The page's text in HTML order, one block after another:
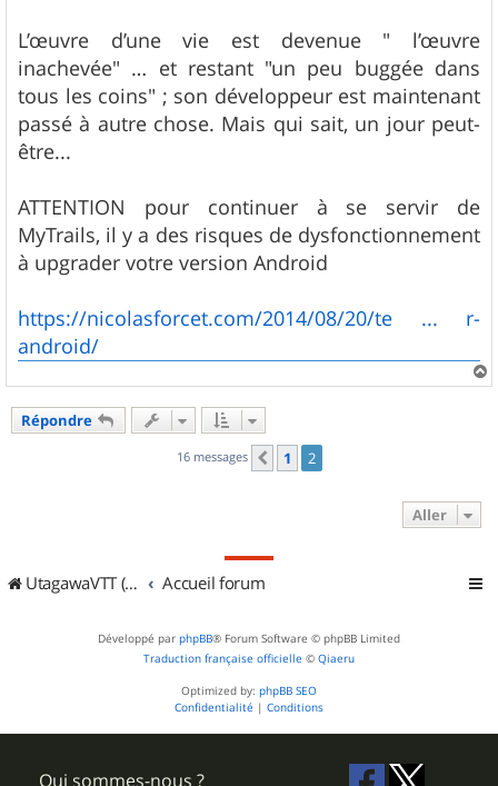
L’œuvre d’une vie est devenue " l’œuvre
inachevée" … et restant "un peu buggée dans
tous les coins" ; son développeur est maintenant
passé à autre chose. Mais qui sait, un jour peut-
être...
ATTENTION pour continuer à se servir de
MyTrails, il y a des risques de dysfonctionnement
à upgrader votre version Android
https://nicolasforcet.com/2014/08/20/te ... r-
android/
a
Répondre
16 messages Précédent
1 2
Aller
UtagawaVTT (Randos VTT et VTTAE avec traces GPS) Accueil forum
Développé par phpBB® Forum Software © phpBB Limited
Traduction française officielle © Qiaeru
Optimized by: phpBB SEO
Confidentialité | Conditions
Qui sommes-nous ?